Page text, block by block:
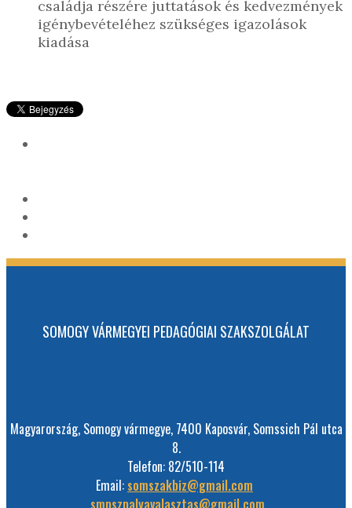
családja részére juttatások és kedvezmények
igénybevételéhez szükséges igazolások
kiadása
SOMOGY VÁRMEGYEI PEDAGÓGIAI SZAKSZOLGÁLAT
Magyarország, Somogy vármegye, 7400 Kaposvár, Somssich Pál utca
8.
Telefon: 82/510-114
Email: somszakbiz@gmail.com
smpszpalyavalasztas@gmail.com